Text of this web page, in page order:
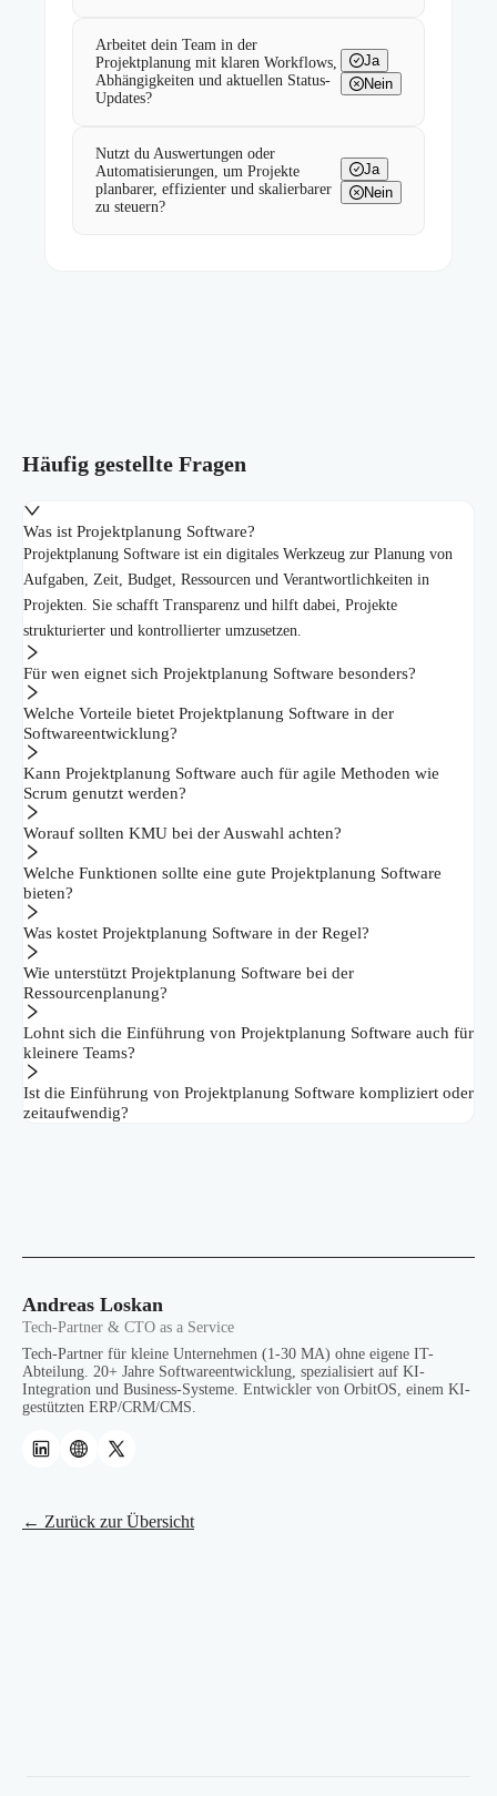
Arbeitet dein Team in der
Projektplanung mit klaren Workflows,
Abhängigkeiten und aktuellen Status-
Updates?
Ja
Nein
Nutzt du Auswertungen oder
Automatisierungen, um Projekte
planbarer, effizienter und skalierbarer
zu steuern?
Ja
Nein
Häufig gestellte Fragen
Was ist Projektplanung Software?
Projektplanung Software ist ein digitales Werkzeug zur Planung von
Aufgaben, Zeit, Budget, Ressourcen und Verantwortlichkeiten in
Projekten. Sie schafft Transparenz und hilft dabei, Projekte
strukturierter und kontrollierter umzusetzen.
Für wen eignet sich Projektplanung Software besonders?
Welche Vorteile bietet Projektplanung Software in der
Softwareentwicklung?
Kann Projektplanung Software auch für agile Methoden wie
Scrum genutzt werden?
Worauf sollten KMU bei der Auswahl achten?
Welche Funktionen sollte eine gute Projektplanung Software
bieten?
Was kostet Projektplanung Software in der Regel?
Wie unterstützt Projektplanung Software bei der
Ressourcenplanung?
Lohnt sich die Einführung von Projektplanung Software auch für
kleinere Teams?
Ist die Einführung von Projektplanung Software kompliziert oder
zeitaufwendig?
Andreas Loskan
Tech-Partner & CTO as a Service
Tech-Partner für kleine Unternehmen (1-30 MA) ohne eigene IT-
Abteilung. 20+ Jahre Softwareentwicklung, spezialisiert auf KI-
Integration und Business-Systeme. Entwickler von OrbitOS, einem KI-
gestützten ERP/CRM/CMS.
← Zurück zur Übersicht